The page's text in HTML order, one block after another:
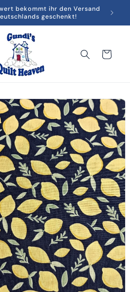
bekommt ihr den Versand
geschenkt!
Warenkorb